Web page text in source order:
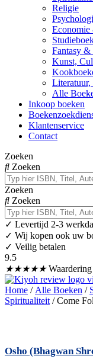
Religie
Economie
Fantasy &
Kunst,
Alle
Inkoop boeken
Klantenservice
Contact
Zoeken
Zoeken
Zoeken
Zoeken
✓ Levertijd 2-3
✓ Wij kopen ook uw
✓ Veilig betalen
9.5
★★★★★
Home / Alle Boeken /
Spiritualiteit / Come
Osho (Bhagwan